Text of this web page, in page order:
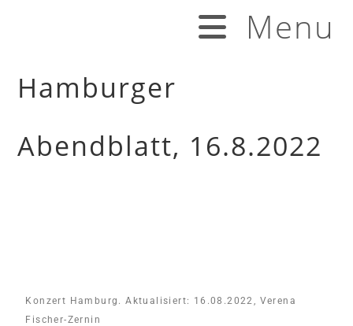
Menu
Hamburger
Abendblatt, 16.8.2022
Konzert Hamburg . Aktualisiert: 16.08.2022, Verena
Fischer-Zernin